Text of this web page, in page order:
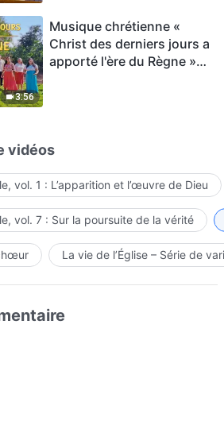
3:56
Musique chrétienne «
Christ des derniers jours a
apporté l'ère du Règne »
vidéos
vol. 1 : L’apparition et l’œuvre de Dieu
vol. 7 : Sur la poursuite de la vérité
La vie de l’Église – Série de